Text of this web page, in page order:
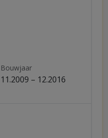
Bouwjaar
11.2009 – 12.2016